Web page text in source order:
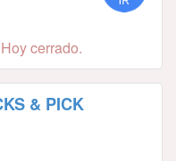
Hoy cerrado.
& PICK